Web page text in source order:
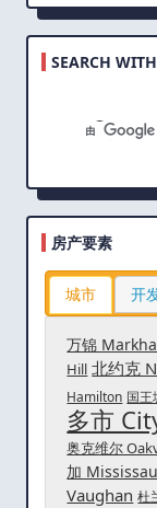
SEARCH
房产要素
城市 开
万锦
Hill 北约克
Hamilton 国王
多市
奥克维尔
加
Vaughan 杜